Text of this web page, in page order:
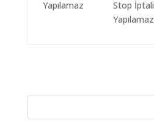
Yapılamaz
Stop İptali
Yapılamaz